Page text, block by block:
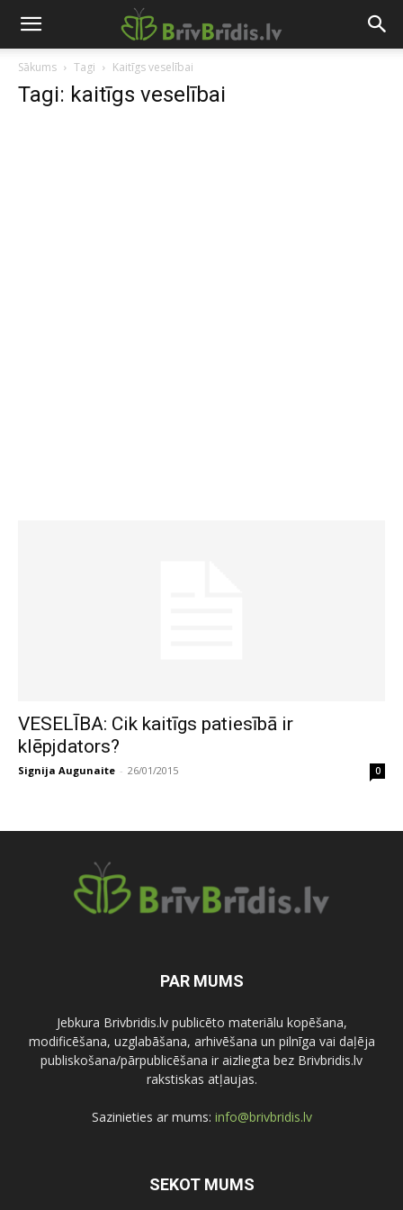
Sākums Tagi Kaitīgs veselībai
Tagi: kaitīgs veselībai
VESELĪBA: Cik kaitīgs patiesībā ir
klēpjdators?
Signija Augunaite - 26/01/2015 0
PAR MUMS
Jebkura Brivbridis.lv publicēto materiālu kopēšana,
modificēšana, uzglabāšana, arhivēšana un pilnīga vai daļēja
publiskošana/pārpublicēšana ir aizliegta bez Brivbridis.lv
rakstiskas atļaujas.
Sazinieties ar mums: info@brivbridis.lv
SEKOT MUMS